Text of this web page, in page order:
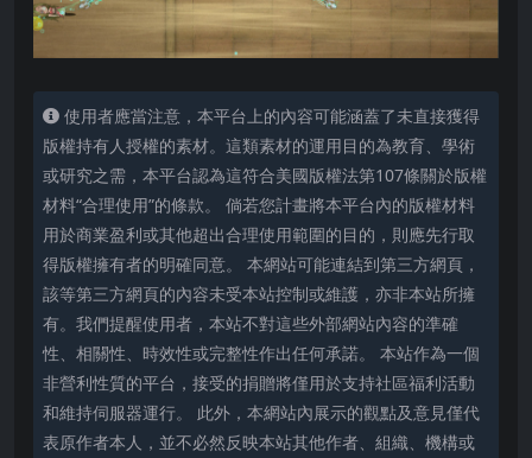
使用者應當注意，本平台上的內容可能涵蓋了未直接獲得
版權持有人授權的素材。這類素材的運用目的為教育、學術
或研究之需，本平台認為這符合美國版權法第107條關於版權
材料“合理使用”的條款。 倘若您計畫將本平台內的版權材料
用於商業盈利或其他超出合理使用範圍的目的，則應先行取
得版權擁有者的明確同意。 本網站可能連結到第三方網頁，
該等第三方網頁的內容未受本站控制或維護，亦非本站所擁
有。我們提醒使用者，本站不對這些外部網站內容的準確
性、相關性、時效性或完整性作出任何承諾。 本站作為一個
非營利性質的平台，接受的捐贈將僅用於支持社區福利活動
和維持伺服器運行。 此外，本網站內展示的觀點及意見僅代
表原作者本人，並不必然反映本站其他作者、組織、機構或